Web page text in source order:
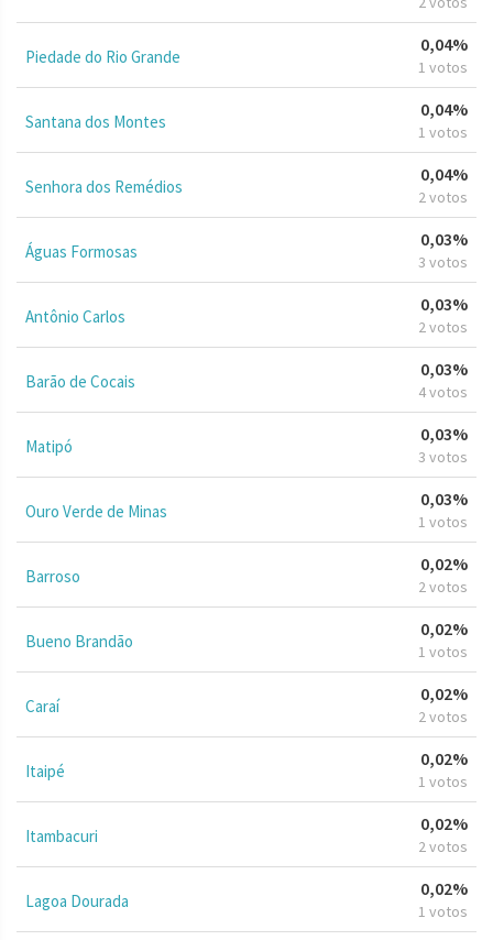
Piedade do Rio Grande
0,04%
1 votos
Santana dos Montes
0,04%
1 votos
Senhora dos Remédios
0,04%
2 votos
Águas Formosas
0,03%
3 votos
Antônio Carlos
0,03%
2 votos
Barão de Cocais
0,03%
4 votos
Matipó
0,03%
3 votos
Ouro Verde de Minas
0,03%
1 votos
Barroso
0,02%
2 votos
Bueno Brandão
0,02%
1 votos
Caraí
0,02%
2 votos
Itaipé
0,02%
1 votos
Itambacuri
0,02%
2 votos
Lagoa Dourada
0,02%
1 votos